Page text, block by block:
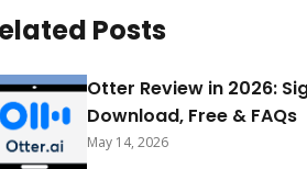
Posts
Otter Review in 2026:
Download, Free & FAQs
May 14, 2026